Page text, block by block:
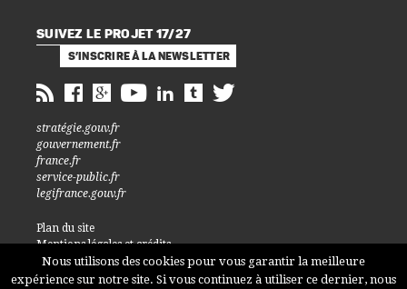
SUIVEZ LE PROJET 17/27
S’INSCRIRE À LA NEWSLETTER
stratégie.gouv.fr
gouvernement.fr
france.fr
service-public.fr
legifrance.gouv.fr
Plan du site
Mentions légales et crédits
Accessibilité
Cookies et données personnelles
Nous utilisons des cookies pour vous garantir la meilleure
expérience sur notre site. Si vous continuez à utiliser ce dernier, nous